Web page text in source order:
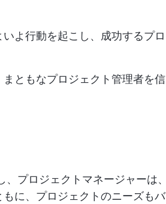
よ行動を起こし、成功するプロ
ともなプロジェクト管理者を信
プロジェクトマネージャーは、
に、プロジェクトのニーズもバ